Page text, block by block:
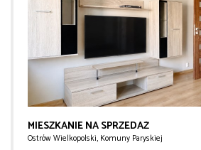
MIESZKANIE NA SPRZEDAŻ
Ostrów Wielkopolski, Komuny Paryskiej